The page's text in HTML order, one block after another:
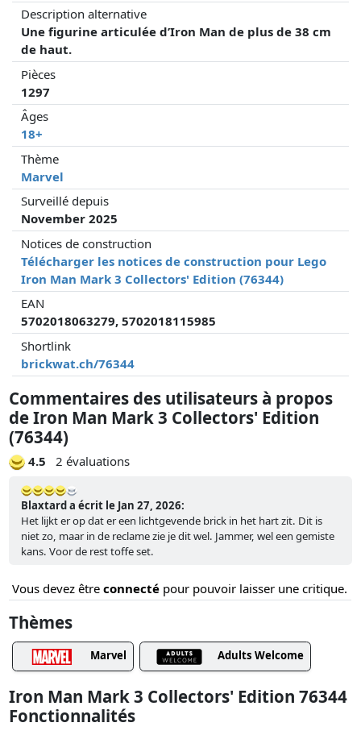
Description alternative
Une figurine articulée d’Iron Man de plus de 38 cm
de haut.
Pièces
1297
Âges
18+
Thème
Marvel
Surveillé depuis
November 2025
Notices de construction
Télécharger les notices de construction pour Lego
Iron Man Mark 3 Collectors' Edition (76344)
EAN
5702018063279, 5702018115985
Shortlink
brickwat.ch/76344
Commentaires des utilisateurs à propos
de Iron Man Mark 3 Collectors' Edition
(76344)
4.5 2 évaluations
Blaxtard a écrit le Jan 27, 2026:
Het lijkt er op dat er een lichtgevende brick in het hart zit. Dit is
niet zo, maar in de reclame zie je dit wel. Jammer, wel een gemiste
kans. Voor de rest toffe set.
Vous devez être connecté pour pouvoir laisser une critique.
Thèmes
Marvel Adults Welcome
Iron Man Mark 3 Collectors' Edition 76344
Fonctionnalités